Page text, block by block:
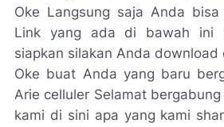
Oke Langsung saja Anda
Link yang ada di bawah ini
siapkan silakan Anda download
Oke buat Anda yang baru
Arie celluler Selamat
kami di sini apa yang kami